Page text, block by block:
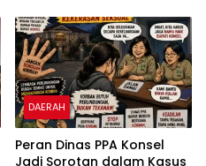
Kecamatan Pondidaha –
Amonggedo
DAERAH
Peran Dinas PPA Konsel
Jadi Sorotan dalam Kasus